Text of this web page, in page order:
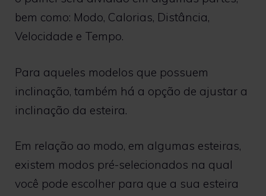
bem como: Modo, Calorias, Distância,
Velocidade e Tempo.
Para aqueles modelos que possuem
inclinação, também há a opção de ajustar a
inclinação da esteira.
Em relação ao modo, em algumas esteiras,
existem modos pré-selecionados na qual
você pode escolher para que a sua esteira